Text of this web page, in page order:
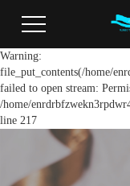
Warning:
file_put_contents(/home/
failed to open stream:
/home/
line 217